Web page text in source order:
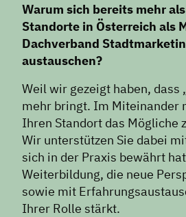
Warum sich bereits mehr
Standorte in Österreich als
Dachverband
austauschen?
Weil wir gezeigt haben, dass
mehr bringt. Im Miteinander
Ihren Standort das Mögliche
Wir unterstützen Sie dabei
sich in der Praxis bewährt
Weiterbildung, die neue
sowie mit
Ihrer Rolle stärkt.